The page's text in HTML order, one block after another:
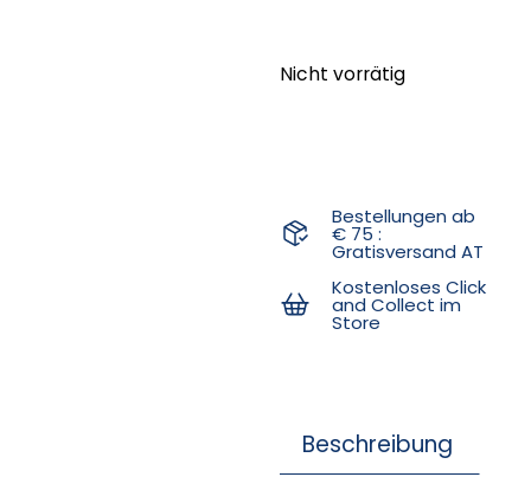
Nicht vorrätig
Bestellungen ab
€ 75 :
Gratisversand AT
Kostenloses Click
and Collect im
Store
Beschreibung